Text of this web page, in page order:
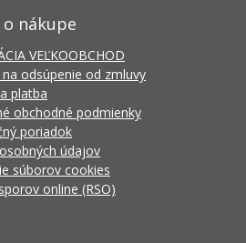
nákupe
VEĽKOOBCHOD
odsúpenie od zmluvy
platba
obchodné podmienky
poriadok
údajov
súborov cookies
online (RSO)